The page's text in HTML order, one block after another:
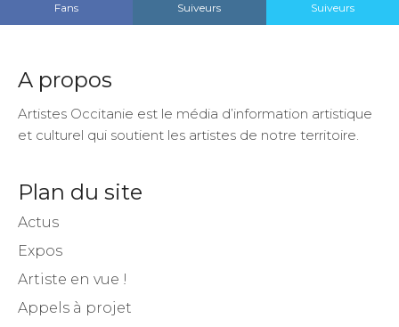
Fans
Suiveurs
Suiveurs
A propos
Artistes Occitanie est le média d’information artistique
et culturel qui soutient les artistes de notre territoire.
Plan du site
Actus
Expos
Artiste en vue !
Appels à projet